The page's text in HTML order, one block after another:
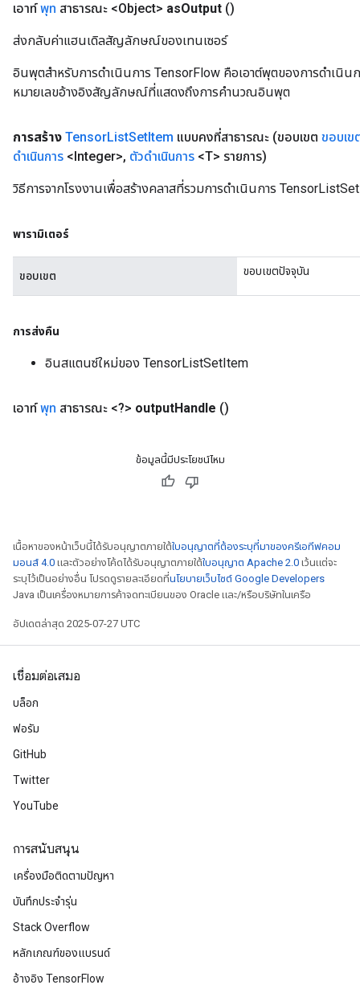
เอาท์พุท สาธารณะ <Object> asOutput ()
ส่งกลับค่าแฮนเดิลสัญลักษณ์ของเทนเซอร์
อินพุตสำหรับการดำเนินการ TensorFlow คือเอาต์พุตของการดำเนิน
หมายเลขอ้างอิงสัญลักษณ์ที่แสดงถึงการคำนวณอินพุต
การสร้าง TensorListSetItem แบบคงที่สาธารณะ (ขอบเขต ขอบเข
ดำเนินการ <Integer>, ตัวดำเนินการ <T> รายการ)
วิธีการจากโรงงานเพื่อสร้างคลาสที่รวมการดำเนินการ
พารามิเตอร์
ขอบเขต ขอบเขตปัจจุบัน
การส่งคืน
อินสแตนซ์ใหม่ของ TensorListSetItem
เอาท์พุท สาธารณะ <?> outputHandle ()
ข้อมูลนี้มีประโยชน์ไหม
เนื้อหาของหน้าเว็บนี้ได้รับอนุญาตภายใต้ใบอนุญาตที่ต้องระบุที่มาของครีเอทีฟคอม
มอนส์ 4.0 และตัวอย่างโค้ดได้รับอนุญาตภายใต้ใบอนุญาต Apache 2.0 เว้นแต่จะ
ระบุไว้เป็นอย่างอื่น โปรดดูรายละเอียดที่นโยบายเว็บไซต์ Google Developers
Java เป็นเครื่องหมายการค้าจดทะเบียนของ Oracle และ/หรือบริษัทในเครือ
อัปเดตล่าสุด 2025-07-27 UTC
เชื่อมต่อเสมอ
บล็อก
ฟอรัม
GitHub
Twitter
YouTube
การสนับสนุน
เครื่องมือติดตามปัญหา
บันทึกประจำรุ่น
Stack Overflow
หลักเกณฑ์ของแบรนด์
อ้างอิง TensorFlow